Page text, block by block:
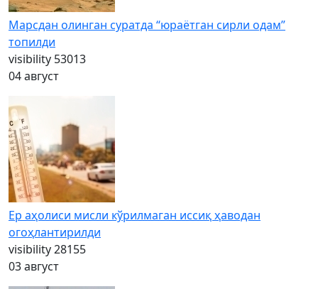
Марсдан олинган суратда “юраётган сирли одам”
топилди
visibility 53013
04 август
Ер аҳолиси мисли кўрилмаган иссиқ ҳаводан
огоҳлантирилди
visibility28155
03 август